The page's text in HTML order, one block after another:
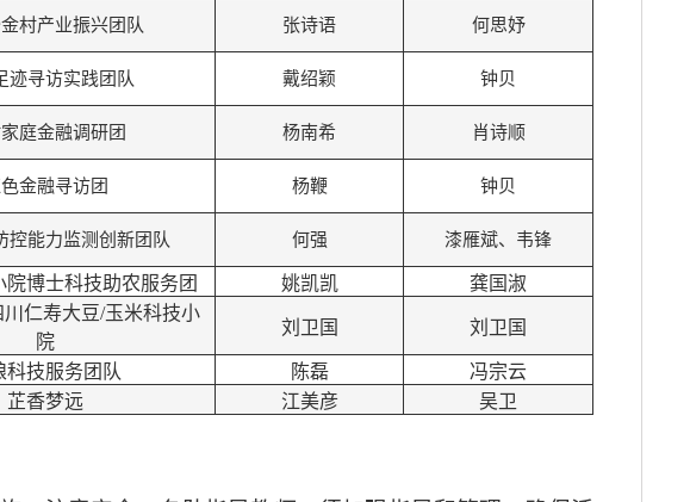
村产业振兴团队 张诗语 何思妤
迹寻访实践团队 戴绍颖 钟贝
庭金融调研团 杨南希 肖诗顺
金融寻访团 杨鞭 钟贝
控能力监测创新团队 何强 漆雁斌、韦锋
院博士科技助农服务团 姚凯凯 龚国淑
仁寿大豆/玉米科技小
院
刘卫国 刘卫国
科技服务团队 陈磊
冯宗云
芷香梦远 江美彦 吴卫